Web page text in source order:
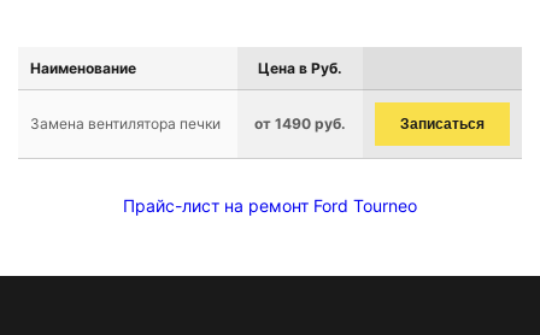
Наименование Цена в Руб.
Замена вентилятора печки от 1490 руб. Записаться
Прайс-лист на ремонт Ford Tourneo